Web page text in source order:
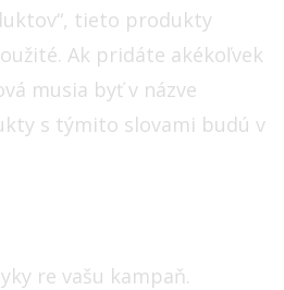
tieto produkty
Ak pridáte akékoľvek
musia byť v názve
s týmito slovami budú v
re vašu kampaň.